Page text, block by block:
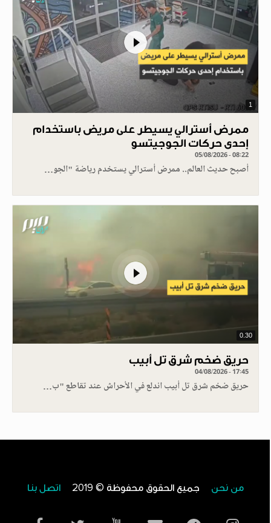
1
ممرض أسترالي يسيطر على مريض باستخدام
إحدى حركات الجوجيتسو
05/08/2026 - 08:22
أصبح حديث العالم.. ممرض أسترالي يستخدم رياضة "الجو…
0.30
حريق ضخم شرق تل أبيب
04/08/2026 - 17:45
حريق ضخم شرق تل أبيب اندلع في الأحراش عند تقاطع "ب…
من نحن جميع الحقوق محفوظة © 2019 اتصل بنا